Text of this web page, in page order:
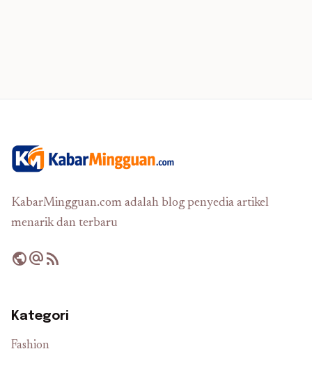
KabarMingguan.com adalah blog penyedia artikel
menarik dan terbaru
publicalternate_emailrss_feed
Kategori
Fashion